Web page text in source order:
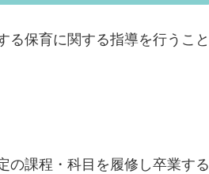
る保育に関する指導を行うこと
の課程・科目を履修し卒業する